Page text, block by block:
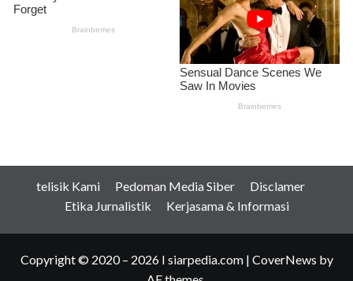
telisik Kami Pedoman Media Siber
Disclamer
Etika Jurnalistik
Kerjasama & Informasi
Copyright © 2020 – 2026 I siarpedia.com | CoverNews by